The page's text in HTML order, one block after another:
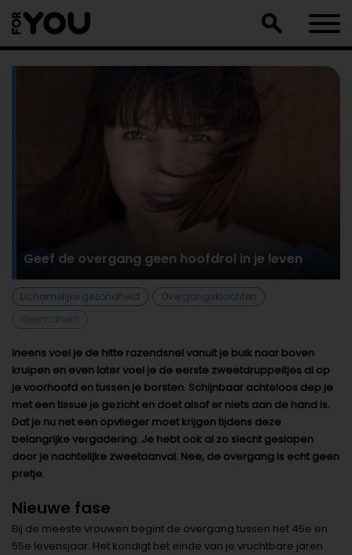
naar
artikel
Geef de overgang geen hoofdrol in je leven
Lichamelijke gezondheid
Overgangsklachten
Gezondheid
Ineens voel je de hitte razendsnel vanuit je buik naar boven
kruipen en even later voel je de eerste zweetdruppeltjes al op
je voorhoofd en tussen je borsten. Schijnbaar achteloos dep je
met een tissue je gezicht en doet alsof er niets aan de hand is.
Dat je nu net een opvlieger moet krijgen tijdens deze
belangrijke vergadering. Je hebt ook al zo slecht geslapen
door je nachtelijke zweetaanval. Nee, de overgang is echt geen
pretje.
Nieuwe fase
Bij de meeste vrouwen begint de overgang tussen het 45e en
55e levensjaar. Het kondigt het einde van je vruchtbare jaren